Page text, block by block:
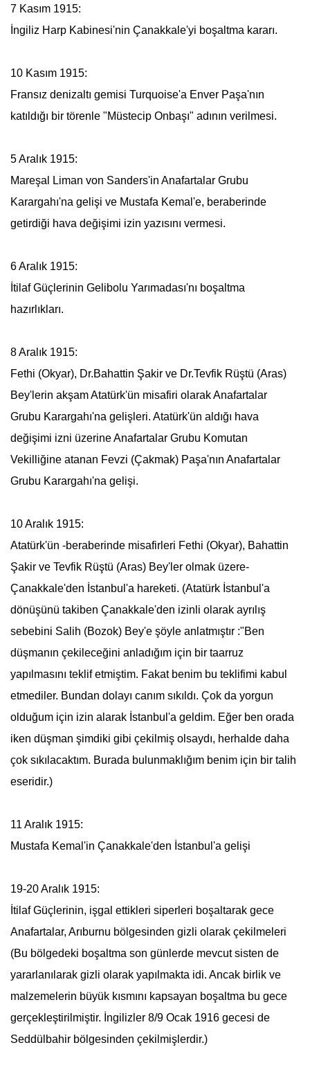
7 Kasım 1915:
İngiliz Harp Kabinesi'nin Çanakkale'yi boşaltma kararı.
10 Kasım 1915:
Fransız denizaltı gemisi Turquoise'a Enver Paşa'nın
katıldığı bir törenle "Müstecip Onbaşı" adının verilmesi.
5 Aralık 1915:
Mareşal Liman von Sanders'in Anafartalar Grubu
Karargahı'na gelişi ve Mustafa Kemal 'e, beraberinde
getirdiği hava değişimi izin yazısını vermesi.
6 Aralık 1915:
İtilaf Güçlerinin Gelibolu Yarımadası'nı boşaltma
hazırlıkları.
8 Aralık 1915:
Fethi (Okyar), Dr.Bahattin Şakir ve Dr.Tevfik Rüştü (Aras)
Bey'lerin akşamAtatürk'ün misafiri olarakAnafartalar
Grubu Karargahı'na gelişleri. Atatürk'ün aldığı hava
değişimi izni üzerineAnafartalar Grubu Komutan
Vekilliğine atanan Fevzi (Çakmak) Paşa'nın Anafartalar
Grubu Karargahı'na gelişi.
10 Aralık 1915:
Atatürk'ün -beraberinde misafirleri Fethi (Okyar), Bahattin
Şakir ve Tevfik Rüştü (Aras) Bey'ler olmak üzere-
Çanakkale'den İstanbul'a hareketi. (Atatürkİstanbul'a
dönüşünü takiben Çanakkale'den izinli olarak ayrılış
sebebini Salih (Bozok) Bey'e şöyle anlatmıştır :"Ben
düşmanın çekileceğini anladığım için bir taarruz
yapılmasını teklif etmiştim. Fakat benim bu teklifimi kabul
etmediler. Bundan dolayı canım sıkıldı. Çok da yorgun
olduğum için izin alarak İstanbul'a geldim. Eğer ben orada
iken düşman şimdiki gibi çekilmiş olsaydı, herhalde daha
çok sıkılacaktım. Burada bulunmaklığım benim için bir talih
eseridir.)
11 Aralık 1915:
Mustafa Kemal 'in Çanakkale'den İstanbul'a gelişi
19-20 Aralık 1915:
İtilaf Güçlerinin, işgal ettikleri siperleri boşaltarak gece
Anafartalar, Arıburnu bölgesinden gizli olarak çekilmeleri
(Bu bölgedeki boşaltma son günlerde mevcut sisten de
yararlanılarak gizli olarak yapılmakta idi. Ancak birlik ve
malzemelerin büyük kısmını kapsayan boşaltma bu gece
gerçekleştirilmiştir. İngilizler 8/9 Ocak 1916 gecesi de
Seddülbahir bölgesinden çekilmişlerdir.)